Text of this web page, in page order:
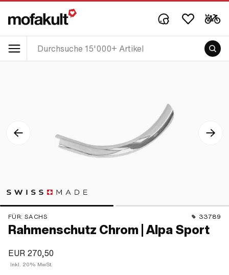
FÜR: SACHS 33789
Rahmenschutz Chrom | Alpa Sport
EUR 270,50
Inkl. 20% MwSt.